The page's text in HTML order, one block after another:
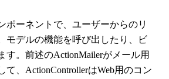
ーネントで、ユーザーからのリ
モデルの機能を呼び出したり、ビ
す。前述のActionMailerがメール用
、ActionControllerはWeb用のコン